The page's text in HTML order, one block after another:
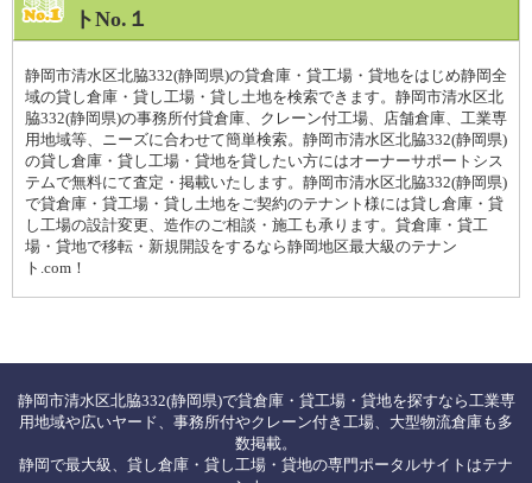
トNo.１
静岡市清水区北脇332(静岡県)の貸倉庫・貸工場・貸地をはじめ静岡全
域の貸し倉庫・貸し工場・貸し土地を検索できます。静岡市清水区北
脇332(静岡県)の事務所付貸倉庫、クレーン付工場、店舗倉庫、工業専
用地域等、ニーズに合わせて簡単検索。静岡市清水区北脇332(静岡県)
の貸し倉庫・貸し工場・貸地を貸したい方にはオーナーサポートシス
テムで無料にて査定・掲載いたします。静岡市清水区北脇332(静岡県)
で貸倉庫・貸工場・貸し土地をご契約のテナント様には貸し倉庫・貸
し工場の設計変更、造作のご相談・施工も承ります。貸倉庫・貸工
場・貸地で移転・新規開設をするなら静岡地区最大級のテナン
ト.com！
静岡市清水区北脇332(静岡県)で貸倉庫・貸工場・貸地を探すなら工業専
用地域や広いヤード、事務所付やクレーン付き工場、大型物流倉庫も多
数掲載。
静岡で最大級、貸し倉庫・貸し工場・貸地の専門ポータルサイトはテナ